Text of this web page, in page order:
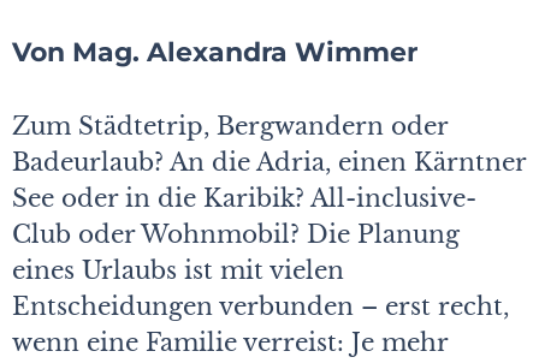
Von Mag. Alexandra Wimmer
Zum Städtetrip, Bergwandern oder
Badeurlaub? An die Adria, einen Kärntner
See oder in die Karibik? All-inclusive-
Club oder Wohnmobil? Die Planung
eines Urlaubs ist mit vielen
Entscheidungen verbunden – erst recht,
wenn eine Familie verreist: Je mehr